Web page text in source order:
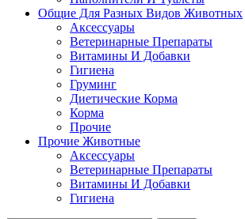
Общие Для Разных Видов Животных
Аксессуары
Ветеринарные Препараты
Витамины И Добавки
Гигиена
Груминг
Диетические Корма
Корма
Прочие
Прочие Животные
Аксессуары
Ветеринарные Препараты
Витамины И Добавки
Гигиена